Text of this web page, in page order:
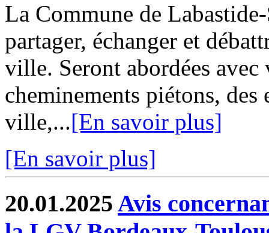
La Commune de
partager, échanger et
ville. Seront abordées avec
cheminements piétons, des
ville,...[En savoir plus]
[En savoir plus]
20.01.2025 Avis